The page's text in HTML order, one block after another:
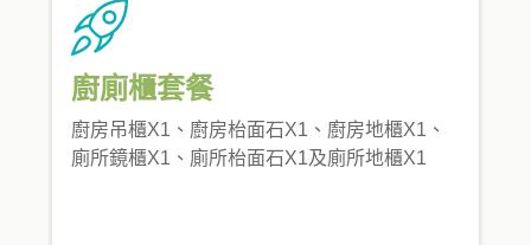
廚廁櫃套餐
廚房吊櫃X1、廚房枱面石X1、廚房地櫃X1、
廁所鏡櫃X1、廁所枱面石X1及廁所地櫃X1